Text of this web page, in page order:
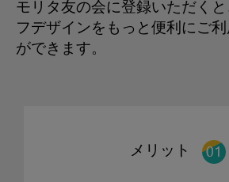
モリタ友の会に登録いただくと
フデザインをもっと便利にご
ができます。
メリット